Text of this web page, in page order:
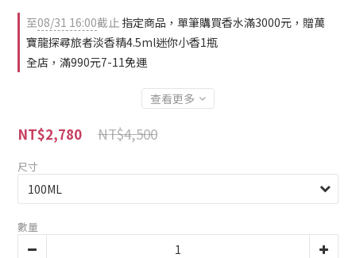
至08/31 16:00截止 指定商品，單筆購買香水滿3000元，贈萬
寶龍探尋旅者淡香精4.5ml迷你小香1瓶
全店，滿990元7-11免運
查看更多
NT$4,500
NT$2,780
尺寸
數量